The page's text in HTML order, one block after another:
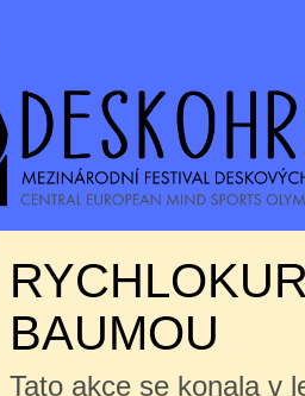
BAUMOU
Tato akce se konala v